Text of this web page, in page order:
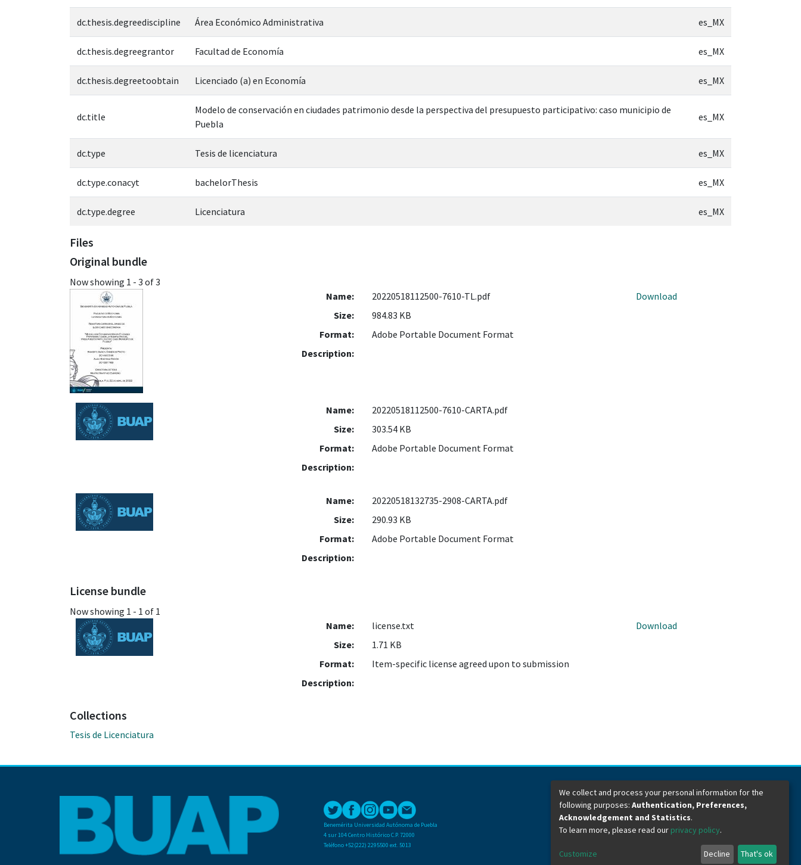
dc.thesis.degreediscipline Área Económico Administrativa es_MX
dc.thesis.degreegrantor Facultad de Economía es_MX
dc.thesis.degreetoobtain Licenciado (a) en Economía es_MX
dc.title
Modelo de conservación en ciudades patrimonio desde la perspectiva del presupuesto participativo: caso municipio de
Puebla
es_MX
dc.type Tesis de licenciatura es_MX
dc.type.conacyt bachelorThesis es_MX
dc.type.degree Licenciatura es_MX
Files
Original bundle
Now showing 1 - 3 of 3
Name:
20220518112500-7610-TL.pdf
Size:
984.83 KB
Format:
Adobe Portable Document Format
Description:
Download
Name:
20220518112500-7610-CARTA.pdf
Size:
303.54 KB
Format:
Adobe Portable Document Format
Description:
Name:
20220518132735-2908-CARTA.pdf
Size:
290.93 KB
Format:
Adobe Portable Document Format
Description:
License bundle
Now showing 1 - 1 of 1
Name:
license.txt
Size:
1.71 KB
Format:
Item-specific license agreed upon to submission
Description:
Download
Collections
Tesis de Licenciatura
Benemérita Universidad Autónoma de Puebla
4 sur 104 Centro Histórico C.P. 72000
Teléfono +52(222) 2295500 ext. 5013
Dirección General de Bibliotecas
Boulevard Valsequillo y Av. de las Torres
Ciudad Universitaria. Col. San Manuel
We collect and process your personal information for the
following purposes: Authentication, Preferences,
Acknowledgement and Statistics.
To learn more, please read our privacy policy.
Customize Decline That's ok